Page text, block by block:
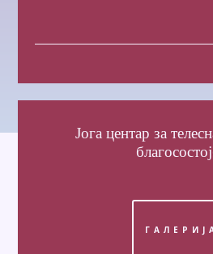
Јога центар за